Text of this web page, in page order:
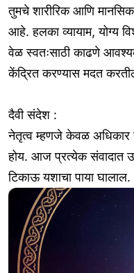
तुमचे शारीरिक आणि
आहे. हलका व्यायाम, योग्य
वेळ स्वतःसाठी काढणे
केंद्रित करण्यास मदत
दैवी संदेश :
नेतृत्व म्हणजे केवळ अधिकार
होय. आज प्रत्येक संवादात
टिकाऊ यशाचा पाया घालाल.